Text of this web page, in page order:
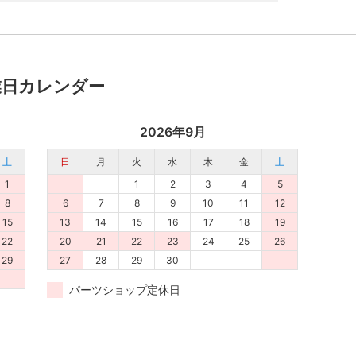
カレンダー
土
1
8
15
22
29
2026年9月
日 月 火 水 木 金
土
1
2 3 4
5
6
7 8 9 10 11
12
13
14 15 16 17 18
19
20
21 22 23 24 25
26
27
28 29 30
パーツショップ定休日